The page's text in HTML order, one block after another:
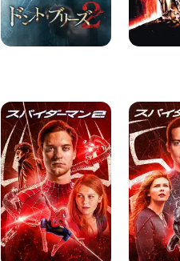
ス
パ
イ
ダ
ー
マ
ン
2
ス
パ
イ
ダ
ー
マ
ン
3